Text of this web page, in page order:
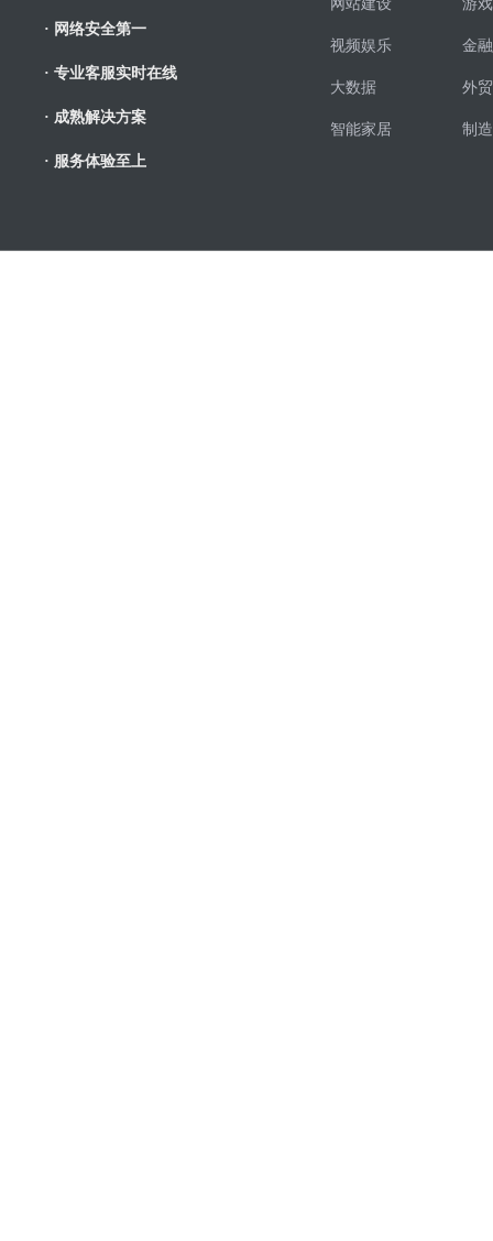
· 网络安全第一
· 专业客服实时在线
· 成熟解决方案
· 服务体验至上
网站建设 游
视频娱乐 金
大数据 外
智能家居 制